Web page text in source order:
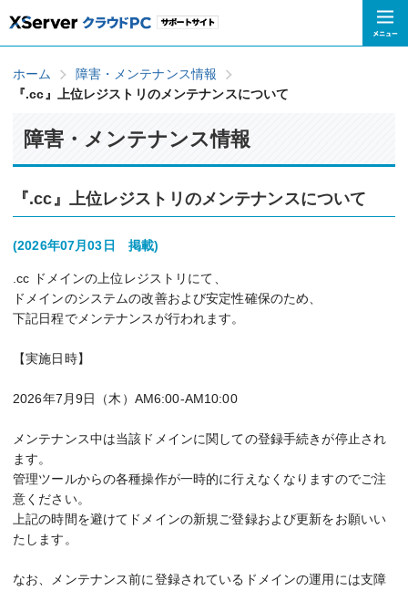
ホーム
障害・メンテナンス情報
『.cc』上位レジストリのメンテナンスについて
障害・メンテナンス情報
『.cc』上位レジストリのメンテナンスについて
(2026年07月03日 掲載)
.cc ドメインの上位レジストリにて、
ドメインのシステムの改善および安定性確保のため、
下記日程でメンテナンスが行われます。
【実施日時】
2026年7月9日（木）AM6:00-AM10:00
メンテナンス中は当該ドメインに関しての登録手続きが停止され
ます。
管理ツールからの各種操作が一時的に行えなくなりますのでご注
意ください。
上記の時間を避けてドメインの新規ご登録および更新をお願いい
たします。
なお、メンテナンス前に登録されているドメインの運用には支障